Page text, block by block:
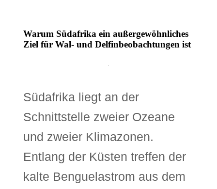
Warum Südafrika ein außergewöhnliches
Ziel für Wal- und Delfinbeobachtungen ist
Südafrika liegt an der
Schnittstelle zweier Ozeane
und zweier Klimazonen.
Entlang der Küsten treffen der
kalte Benguelastrom aus dem